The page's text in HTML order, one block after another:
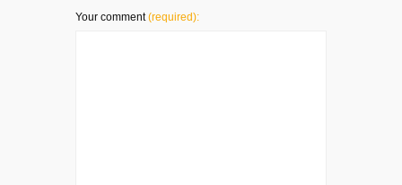
Your comment(required):